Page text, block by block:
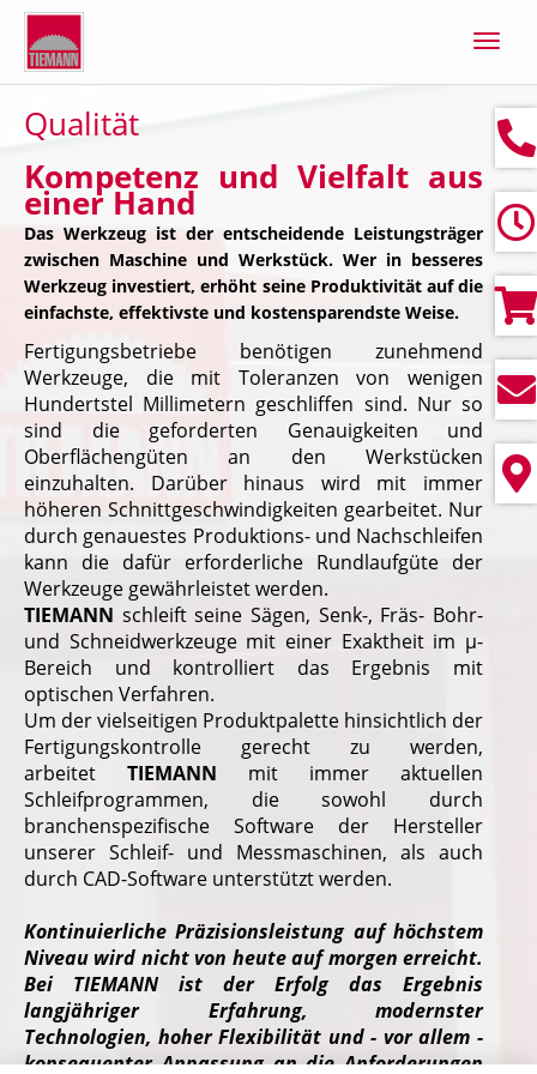
Qualität
Kompetenz und Vielfalt aus
einer Hand
Das Werkzeug ist der entscheidende Leistungsträger
zwischen Maschine und Werkstück. Wer in besseres
Werkzeug investiert, erhöht seine Produktivität auf die
einfachste, effektivste und kostensparendste Weise.
Fertigungsbetriebe benötigen zunehmend
Werkzeuge, die mit Toleranzen von wenigen
Hundertstel Millimetern geschliffen sind. Nur so
sind die geforderten Genauigkeiten und
Oberflächengüten an den Werkstücken
einzuhalten. Darüber hinaus wird mit immer
höheren Schnittgeschwindigkeiten gearbeitet. Nur
durch genauestes Produktions- und Nachschleifen
kann die dafür erforderliche Rundlaufgüte der
Werkzeuge gewährleistet werden.
TIEMANN schleift seine Sägen, Senk-, Fräs- Bohr-
und Schneidwerkzeuge mit einer Exaktheit im µ-
Bereich und kontrolliert das Ergebnis mit
optischen Verfahren.
Um der vielseitigen Produktpalette hinsichtlich der
Fertigungskontrolle gerecht zu werden,
arbeitet TIEMANN mit immer aktuellen
Schleifprogrammen, die sowohl durch
branchenspezifische Software der Hersteller
unserer Schleif- und Messmaschinen, als auch
durch CAD-Software unterstützt werden.
Kontinuierliche Präzisionsleistung auf höchstem
Niveau wird nicht von heute auf morgen erreicht.
Bei TIEMANN ist der Erfolg das Ergebnis
langjähriger Erfahrung, modernster
Technologien, hoher Flexibilität und - vor allem -
konsequenter Anpassung an die Anforderungen